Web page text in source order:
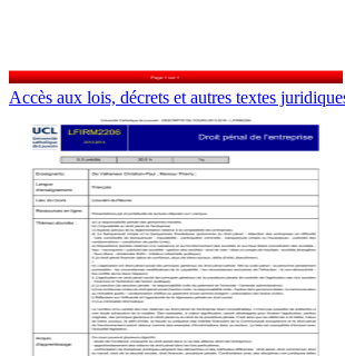
Accès aux lois, décrets et autres textes